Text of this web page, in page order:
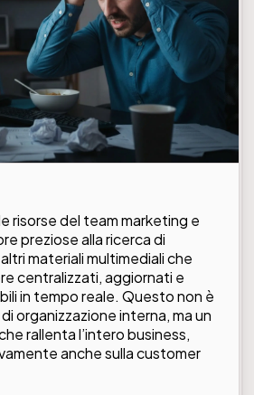
risorse del team marketing e
preziose alla ricerca di
materiali multimediali che
centralizzati, aggiornati e
in tempo reale. Questo non è
organizzazione interna, ma un
rallenta l’intero business,
anche sulla customer